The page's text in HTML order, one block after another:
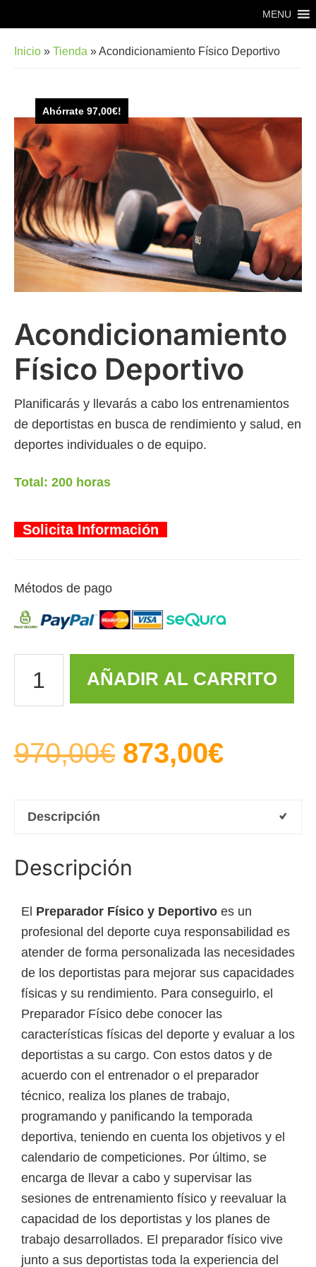
al
contenido
al
pie
MENU
Inicio » Tienda »Acondicionamiento Físico Deportivo
Ahórrate 97,00€!
Acondicionamiento
Físico Deportivo
Planificarás y llevarás a cabo los entrenamientos
de deportistas en busca de rendimiento y salud, en
deportes individuales o de equipo.
Total: 200 horas
Solicita Información
Métodos de pago
AÑADIR AL CARRITO
970,00€ 873,00€
Descripción
Descripción
El Preparador Físico y Deportivo es un
profesional del deporte cuya responsabilidad es
atender de forma personalizada las necesidades
de los deportistas para mejorar sus capacidades
físicas y su rendimiento. Para conseguirlo, el
Preparador Físico debe conocer las
características físicas del deporte y evaluar a los
deportistas a su cargo. Con estos datos y de
acuerdo con el entrenador o el preparador
técnico, realiza los planes de trabajo,
programando y panificando la temporada
deportiva, teniendo en cuenta los objetivos y el
calendario de competiciones. Por último, se
encarga de llevar a cabo y supervisar las
sesiones de entrenamiento físico y reevaluar la
capacidad de los deportistas y los planes de
trabajo desarrollados. El preparador físico vive
junto a sus deportistas toda la experiencia del